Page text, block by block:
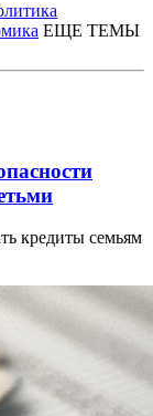
ЕЩЕ ТЕМЫ
кредиты семьям